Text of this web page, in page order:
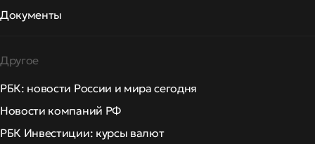
Документы
Другое
РБК: новости России и мира сегодня
Новости компаний РФ
РБК Инвестиции: курсы валют